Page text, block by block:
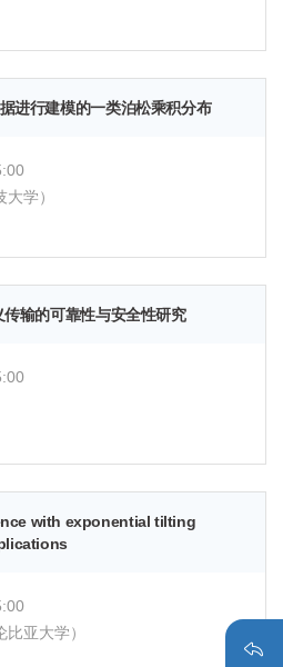
进行建模的一类泊松乘积分布
学）
输的可靠性与安全性研究
with exponential tilting
亚大学）